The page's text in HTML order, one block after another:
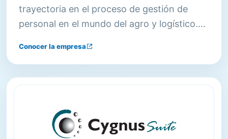
trayectoria en el proceso de gestión de
personal en el mundo del agro y logístico.
cliente porque conocemos las
de mejorar sus operaciones.
Conocer la empresa